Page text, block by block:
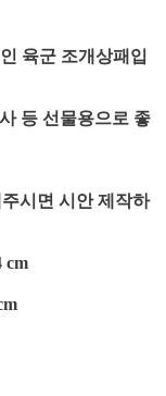
육군 조개상패입
등 선물용으로 좋
시면 시안 제작하
cm